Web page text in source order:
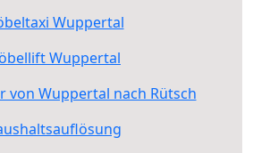
Wuppertal
Wuppertal
von Wuppertal nach Rütsch